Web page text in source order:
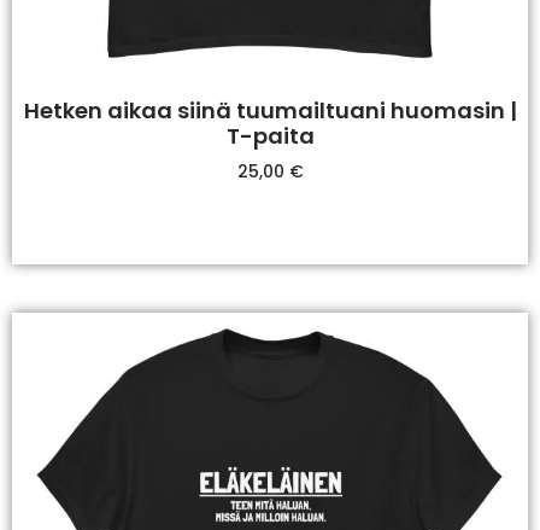
Hetken aikaa siinä tuumailtuani huomasin |
T-paita
25,00 €